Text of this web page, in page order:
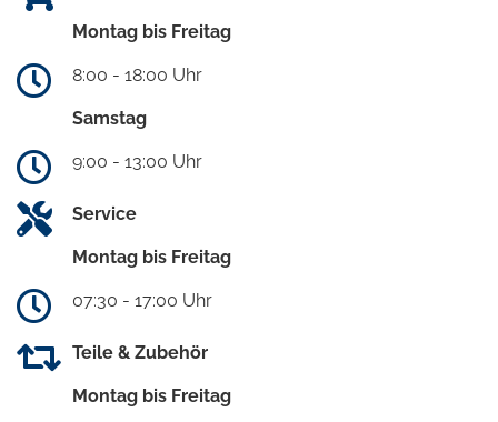
Montag bis Freitag
8:00 - 18:00 Uhr
Samstag
9:00 - 13:00 Uhr
Service
Montag bis Freitag
07:30 - 17:00 Uhr
Teile & Zubehör
Montag bis Freitag